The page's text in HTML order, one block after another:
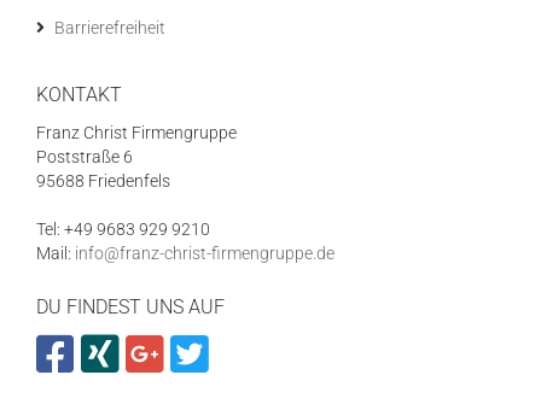
Barrierefreiheit
KONTAKT
Franz Christ Firmengruppe
Poststraße 6
95688 Friedenfels
Tel: +49 9683 929 9210
Mail: info@franz-christ-firmengruppe.de
DU FINDEST UNS AUF